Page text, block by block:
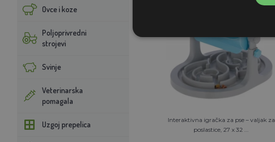
Ovce i koze
Poljoprivredni
strojevi
Svinje
Veterinarska
pomagala
Uzgoj prepelica
Interaktivna igračka za pse – valjak za
poslastice, 27 x 32 ...